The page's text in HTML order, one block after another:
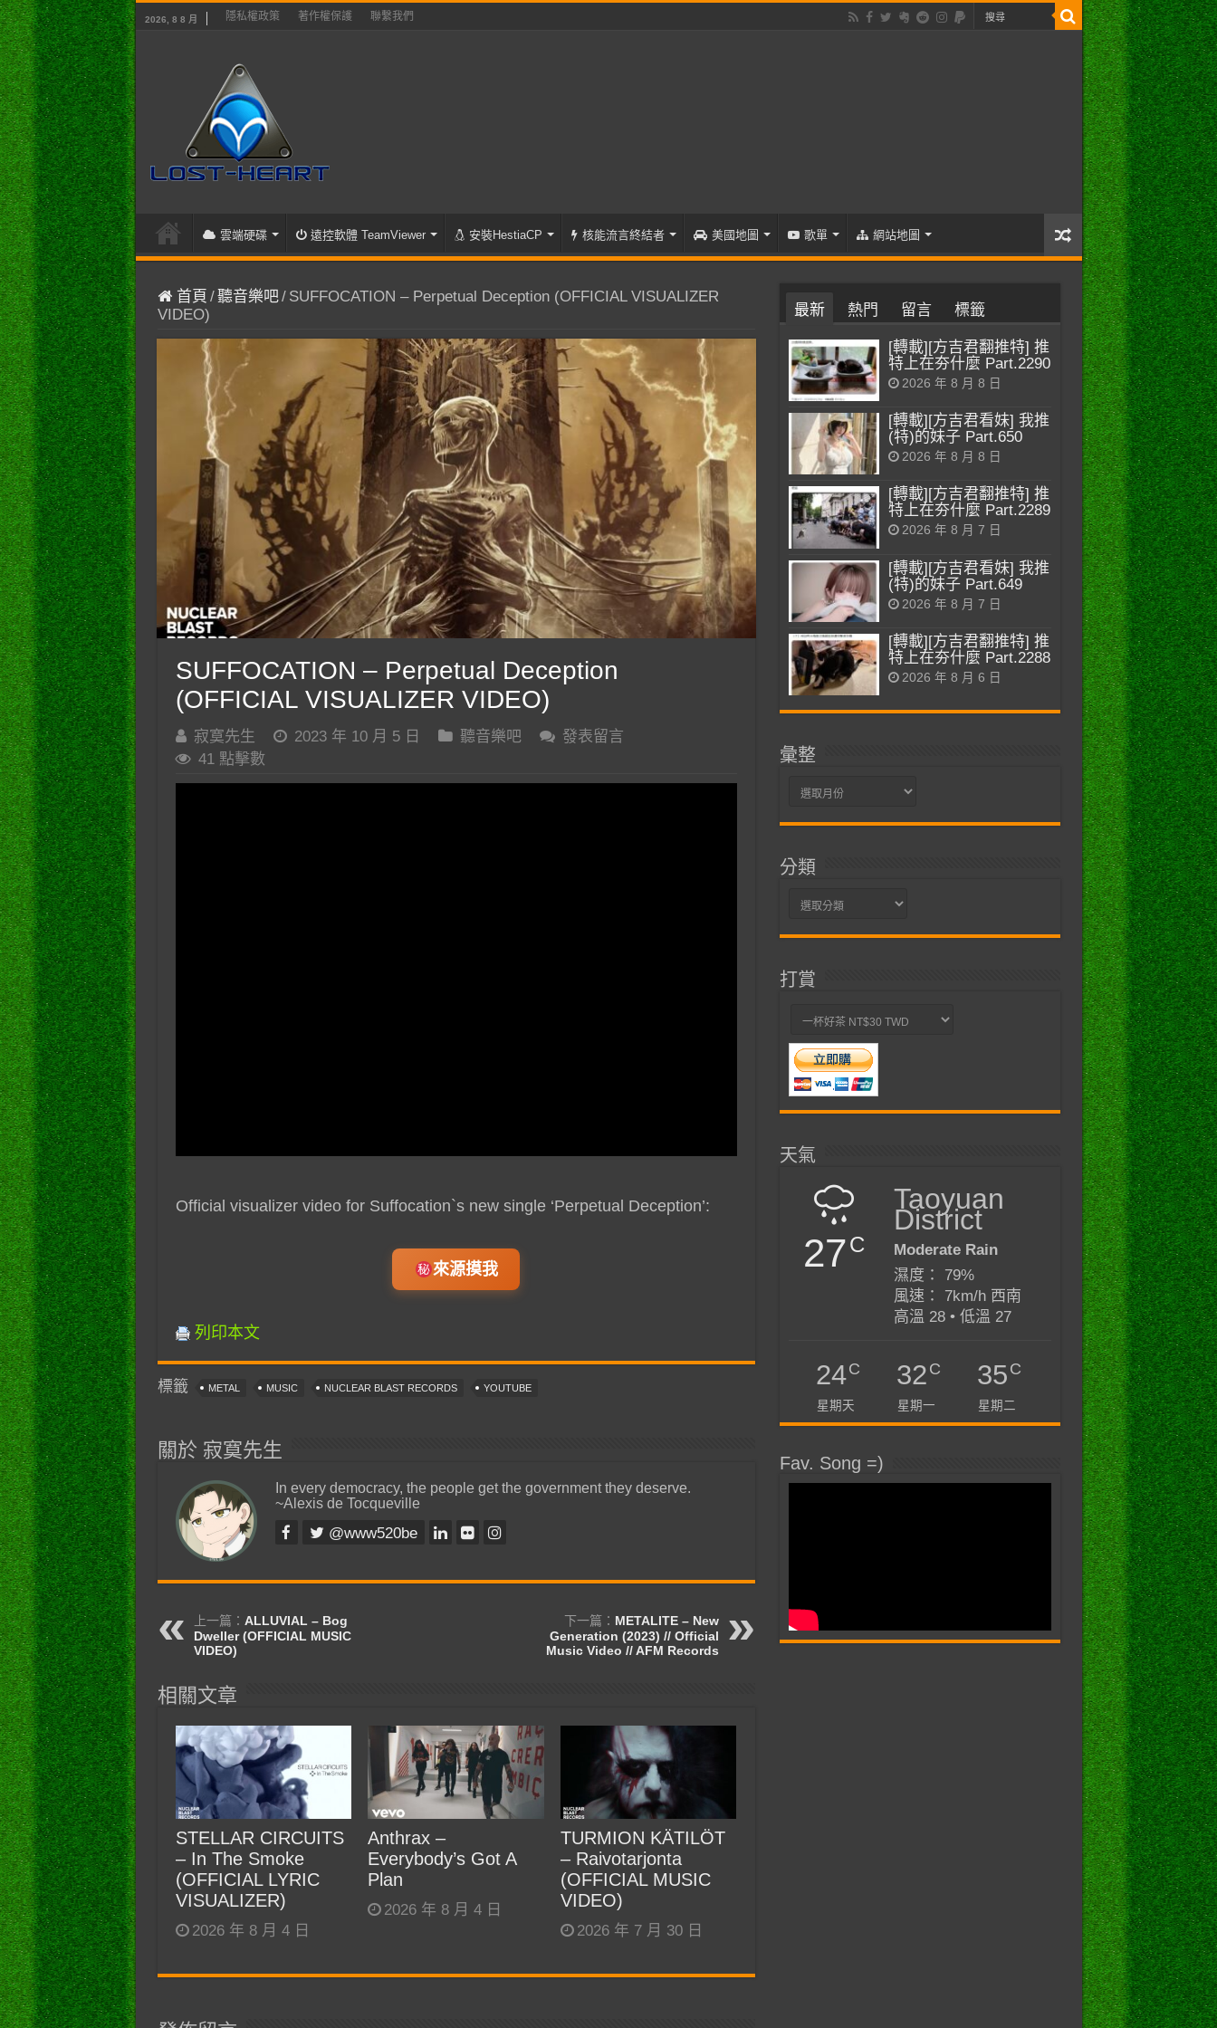
2026, 8 8 月 隱私權政策 著作權保護 聯繫我們
雲端硬碟 遠控軟體 TeamViewer 安裝HestiaCP 核能流言終結者 美國地圖 歌單 網站地圖
首頁 /聽音樂吧/ SUFFOCATION – Perpetual Deception (OFFICIAL VISUALIZER
VIDEO)
SUFFOCATION – Perpetual Deception
(OFFICIAL VISUALIZER VIDEO)
寂寞先生 2023 年 10 月 5 日 聽音樂吧
發表留言
41 點擊數
Official visualizer video for Suffocation`s new single ‘Perpetual Deception’:
來源摸我
列印本文
標籤 METAL MUSIC NUCLEAR BLAST RECORDS YOUTUBE
關於 寂寞先生
In every democracy, the people get the government they deserve.
~Alexis de Tocqueville
@www520be
上一篇： ALLUVIAL – Bog
Dweller (OFFICIAL MUSIC
VIDEO)
下一篇： METALITE – New
Generation (2023) // Official
Music Video // AFM Records
相關文章
STELLAR CIRCUITS
– In The Smoke
(OFFICIAL LYRIC
VISUALIZER)
2026 年 8 月 4 日
Anthrax –
Everybody’s Got A
Plan
2026 年 8 月 4 日
TURMION KÄTILÖT
– Raivotarjonta
(OFFICIAL MUSIC
VIDEO)
2026 年 7 月 30 日
最新 熱門 留言 標籤
[轉載][方吉君翻推特] 推
特上在夯什麼 Part.2290
2026 年 8 月 8 日
[轉載][方吉君看妹] 我推
(特)的妹子 Part.650
2026 年 8 月 8 日
[轉載][方吉君翻推特] 推
特上在夯什麼 Part.2289
2026 年 8 月 7 日
[轉載][方吉君看妹] 我推
(特)的妹子 Part.649
2026 年 8 月 7 日
[轉載][方吉君翻推特] 推
特上在夯什麼 Part.2288
2026 年 8 月 6 日
彙整
彙
分類
分
打賞
天氣
27C
Taoyuan
District
Moderate Rain
濕度： 79%
風速： 7km/h 西南
高溫 28 • 低溫 27
24C
星期天
32C
星期一
35C
星期二
Fav. Song =)